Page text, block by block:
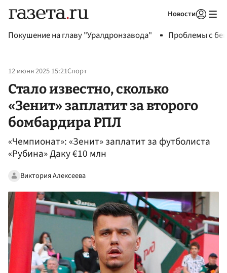
Новости
Покушение на главу "Уралдронзавода" Проблемы с
12 июня 2025 15:21Спорт
Стало известно, сколько
«Зенит» заплатит за второго
бомбардира РПЛ
«Чемпионат»: «Зенит» заплатит за футболиста
«Рубина» Даку €10 млн
Виктория Алексеева